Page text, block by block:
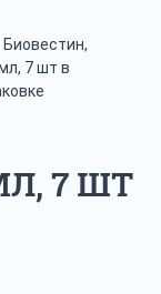
Биовестин,
7 шт в
7 ШТ